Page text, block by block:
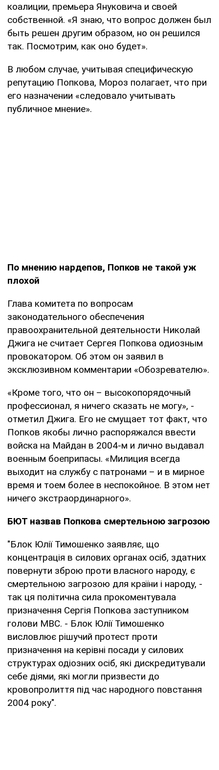
коалиции, премьера Януковича и своей
собственной. «Я знаю, что вопрос должен был
быть решен другим образом, но он решился
так. Посмотрим, как оно будет».
В любом случае, учитывая специфическую
репутацию Попкова, Мороз полагает, что при
его назначении «следовало учитывать
публичное мнение».
По мнению нардепов, Попков не такой уж
плохой
Глава комитета по вопросам
законодательного обеспечения
правоохранительной деятельности Николай
Джига не считает Сергея Попкова одиозным
провокатором. Об этом он заявил в
эксклюзивном комментарии «Обозревателю».
«Кроме того, что он – высокопорядочный
профессионал, я ничего сказать не могу», -
отметил Джига. Его не смущает тот факт, что
Попков якобы лично распоряжался ввести
войска на Майдан в 2004-м и лично выдавал
военным боеприпасы. «Милиция всегда
выходит на службу с патронами – и в мирное
время и тоем более в неспокойное. В этом нет
ничего экстраординарного».
БЮТ назвав Попкова смертельною загрозою
"Блок Юлії Тимошенко заявляє, що
концентрація в силових органах осіб, здатних
повернути зброю проти власного народу, є
смертельною загрозою для країни і народу, -
так ця політична сила прокоментувала
призначення Сергія Попкова заступником
голови МВС. - Блок Юлії Тимошенко
висловлює рішучий протест проти
призначення на керівні посади у силових
структурах одіозних осіб, які дискредитували
себе діями, які могли призвести до
кровопролиття під час народного повстання
2004 року".